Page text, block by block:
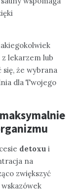
z lekarzem lub
się, że wybrana
dla Twojego
detoxu i
na
zwiększyć